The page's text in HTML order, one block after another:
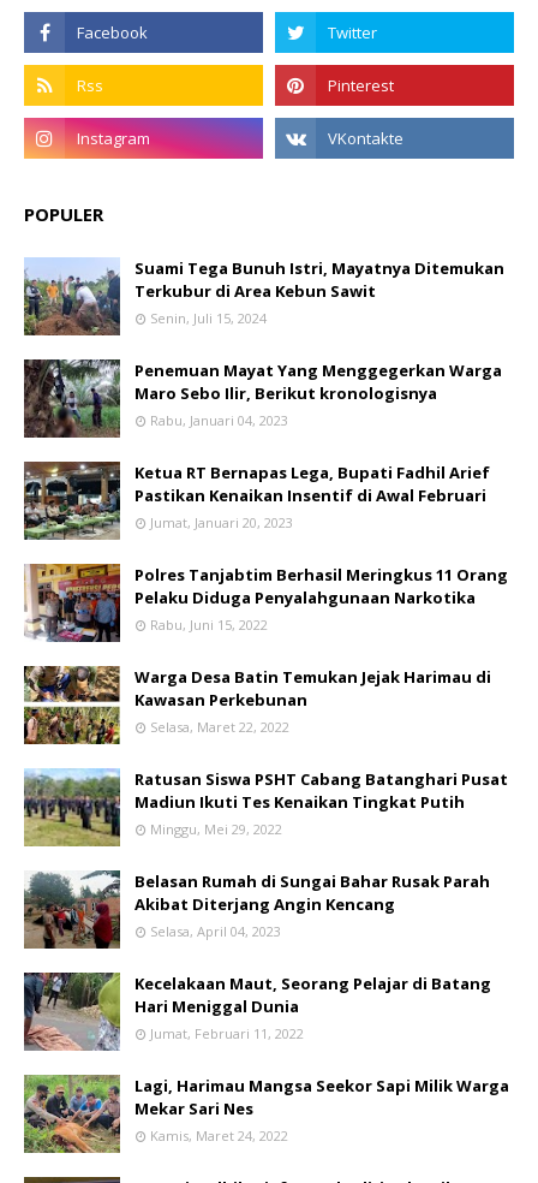
POPULER
Suami Tega Bunuh Istri, Mayatnya Ditemukan
Terkubur di Area Kebun Sawit
Senin, Juli 15, 2024
Penemuan Mayat Yang Menggegerkan Warga
Maro Sebo Ilir, Berikut kronologisnya
Rabu, Januari 04, 2023
Ketua RT Bernapas Lega, Bupati Fadhil Arief
Pastikan Kenaikan Insentif di Awal Februari
Jumat, Januari 20, 2023
Polres Tanjabtim Berhasil Meringkus 11 Orang
Pelaku Diduga Penyalahgunaan Narkotika
Rabu, Juni 15, 2022
Warga Desa Batin Temukan Jejak Harimau di
Kawasan Perkebunan
Selasa, Maret 22, 2022
Ratusan Siswa PSHT Cabang Batanghari Pusat
Madiun Ikuti Tes Kenaikan Tingkat Putih
Minggu, Mei 29, 2022
Belasan Rumah di Sungai Bahar Rusak Parah
Akibat Diterjang Angin Kencang
Selasa, April 04, 2023
Kecelakaan Maut, Seorang Pelajar di Batang
Hari Meniggal Dunia
Jumat, Februari 11, 2022
Lagi, Harimau Mangsa Seekor Sapi Milik Warga
Mekar Sari Nes
Kamis, Maret 24, 2022